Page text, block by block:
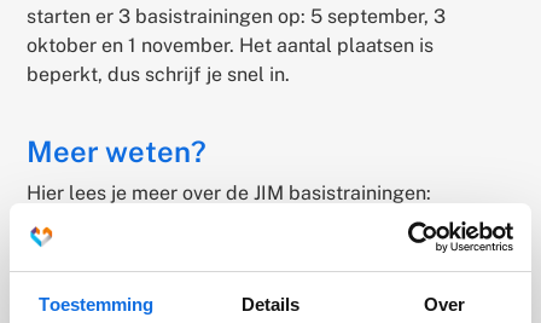
Toestemming Details Over
starten er 3 basistrainingen op: 5 september, 3
oktober en 1 november. Het aantal plaatsen is
beperkt, dus schrijf je snel in.
Meer weten?
Hier lees je meer over de JIM basistrainingen: